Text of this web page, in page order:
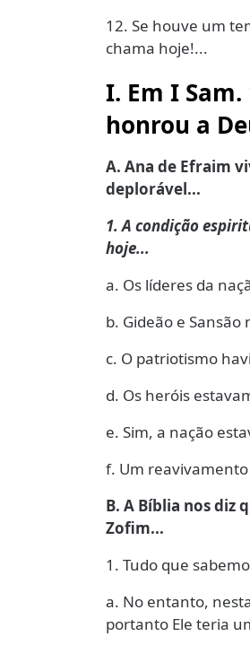
12. Se houve um
chama hoje!...
I. Em I
honrou a
A. Ana de Efraim
deplorável...
1. A condição
hoje...
a. Os líderes da
b. Gideão e
c. O patriotismo
d. Os heróis
e. Sim, a nação
f. Um
B. A Bíblia nos diz
Zofim...
1. Tudo que
a. No entanto,
portanto Ele teria